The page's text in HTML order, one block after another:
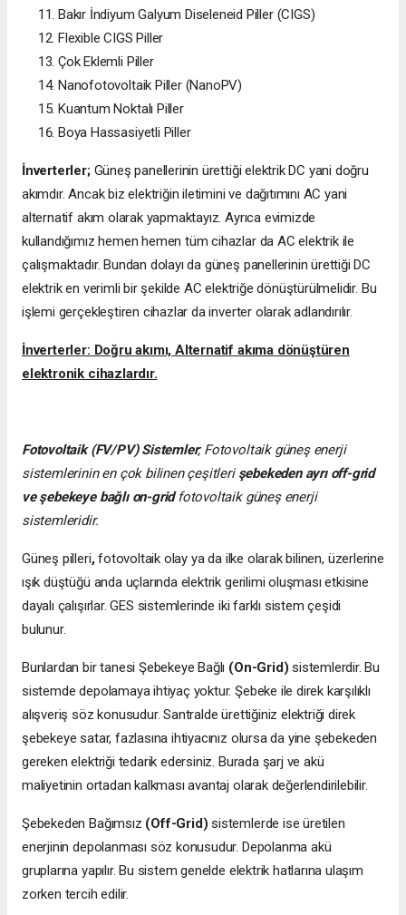
Bakır İndiyum Galyum Diseleneid Piller (CIGS)
Flexible CIGS Piller
Çok Eklemli Piller
Nanofotovoltaik Piller (NanoPV)
Kuantum Noktalı Piller
Boya Hassasiyetli Piller
İnverterler;Güneş panellerinin ürettiği elektrik DC yani doğru
akımdır. Ancak biz elektriğin iletimini ve dağıtımını AC yani
alternatif akım olarak yapmaktayız. Ayrıca evimizde
kullandığımız hemen hemen tüm cihazlar da AC elektrik ile
çalışmaktadır. Bundan dolayı da güneş panellerinin ürettiği DC
elektrik en verimli bir şekilde AC elektriğe dönüştürülmelidir. Bu
işlemi gerçekleştiren cihazlar da inverter olarak adlandırılır.
İnverterler: Doğru akımı, Alternatif akıma dönüştüren
elektronik cihazlardır.
Fotovoltaik (FV/PV) Sistemler; Fotovoltaik güneş enerji
sistemlerinin en çok bilinen çeşitleri şebekeden ayrı off-grid
ve şebekeye bağlı on-gridfotovoltaik güneş enerji
sistemleridir.
Güneş pilleri,fotovoltaik olay ya da ilke olarak bilinen, üzerlerine
ışık düştüğü anda uçlarında elektrik gerilimi oluşması etkisine
dayalı çalışırlar. GES sistemlerinde iki farklı sistem çeşidi
bulunur.
Bunlardan bir tanesi Şebekeye Bağlı (On-Grid) sistemlerdir. Bu
sistemde depolamaya ihtiyaç yoktur. Şebeke ile direk karşılıklı
alışveriş söz konusudur. Santralde ürettiğiniz elektriği direk
şebekeye satar, fazlasına ihtiyacınız olursa da yine şebekeden
gereken elektriği tedarik edersiniz. Burada şarj ve akü
maliyetinin ortadan kalkması avantaj olarak değerlendirilebilir.
Şebekeden Bağımsız (Off-Grid) sistemlerde ise üretilen
enerjinin depolanması söz konusudur. Depolanma akü
gruplarına yapılır. Bu sistem genelde elektrik hatlarına ulaşım
zorken tercih edilir.